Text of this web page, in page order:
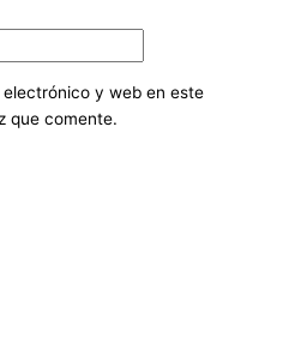
y web en este
que comente.